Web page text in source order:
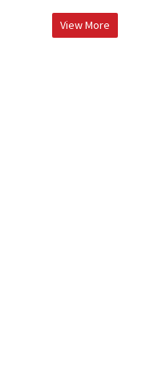
View More